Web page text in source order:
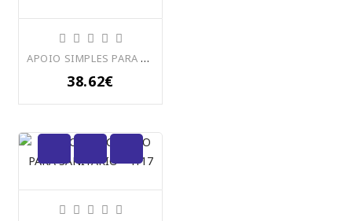
APOIO SIMPLES PARA BANHEIRA OU CHUVEIRO-4105
38.62€